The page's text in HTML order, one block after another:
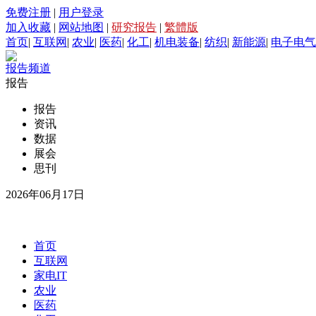
免费注册 | 用户登录
加入收藏 | 网站地图 | 研究报告 | 繁體版
首页| 互联网 | 农业| 医药| 化工| 机电装备| 纺织| 新能源| 电子电气
报告频道
报告
报告
资讯
数据
展会
思刊
2026年06月17日
首页
互联网
家电IT
农业
医药